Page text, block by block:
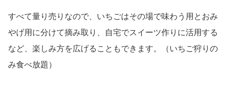
すべて量り売りなので、いちごはその場で味わう用とおみ
やげ用に分けて摘み取り、自宅でスイーツ作りに活用する
など、楽しみ方を広げることもできます。（いちご狩りの
み食べ放題）